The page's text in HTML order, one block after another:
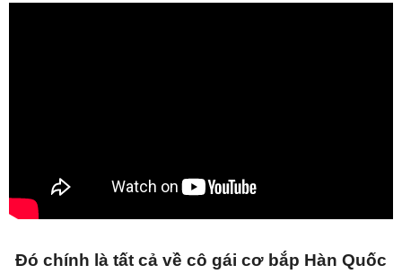
Đó chính là tất cả về cô gái cơ bắp Hàn Quốc